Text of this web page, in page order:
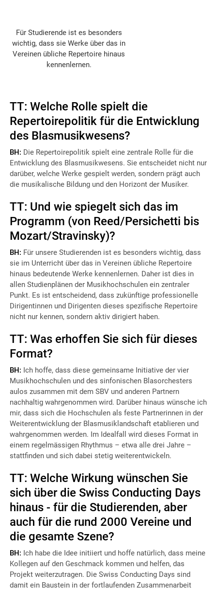
Für Studierende ist es besonders
wichtig, dass sie Werke über das in
Vereinen übliche Repertoire hinaus
kennenlernen.
TT: Welche Rolle spielt die
Repertoirepolitik für die Entwicklung
des Blasmusikwesens?
BH: Die Repertoirepolitik spielt eine zentrale Rolle für die
Entwicklung des Blasmusikwesens. Sie entscheidet nicht nur
darüber, welche Werke gespielt werden, sondern prägt auch
die musikalische Bildung und den Horizont der Musiker.
TT: Und wie spiegelt sich das im
Programm (von Reed/Persichetti bis
Mozart/Stravinsky)?
BH: Für unsere Studierenden ist es besonders wichtig, dass
sie im Unterricht über das in Vereinen übliche Repertoire
hinaus bedeutende Werke kennenlernen. Daher ist dies in
allen Studienplänen der Musikhochschulen ein zentraler
Punkt. Es ist entscheidend, dass zukünftige professionelle
Dirigentinnen und Dirigenten dieses spezifische Repertoire
nicht nur kennen, sondern aktiv dirigiert haben.
TT: Was erhoffen Sie sich für dieses
Format?
BH: Ich hoffe, dass diese gemeinsame Initiative der vier
Musikhochschulen und des sinfonischen Blasorchesters
aulos zusammen mit dem SBV und anderen Partnern
nachhaltig wahrgenommen wird. Darüber hinaus wünsche ich
mir, dass sich die Hochschulen als feste Partnerinnen in der
Weiterentwicklung der Blasmusiklandschaft etablieren und
wahrgenommen werden. Im Idealfall wird dieses Format in
einem regelmässigen Rhythmus – etwa alle drei Jahre –
stattfinden und sich dabei stetig weiterentwickeln.
TT: Welche Wirkung wünschen Sie
sich über die Swiss Conducting Days
hinaus - für die Studierenden, aber
auch für die rund 2000 Vereine und
die gesamte Szene?
BH: Ich habe die Idee initiiert und hoffe natürlich, dass meine
Kollegen auf den Geschmack kommen und helfen, das
Projekt weiterzutragen. Die Swiss Conducting Days sind
damit ein Baustein in der fortlaufenden Zusammenarbeit